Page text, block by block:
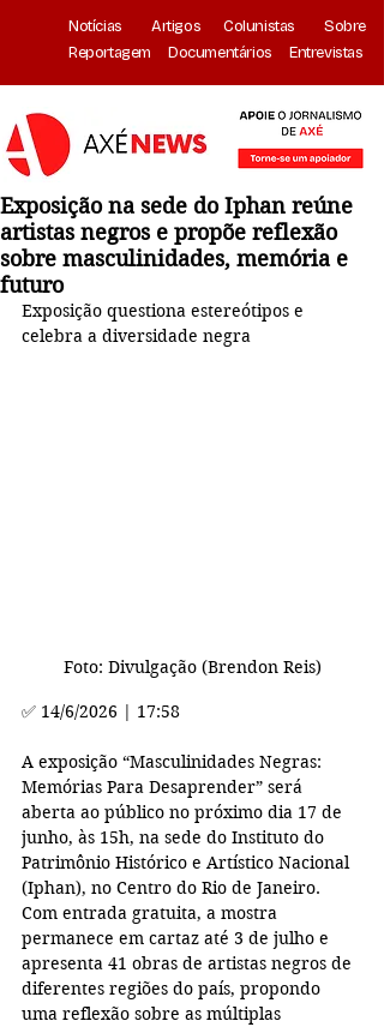
Notícias Artigos Colunistas
Sobre
Reportagem
Documentários Entrevistas
Exposição na sede do Iphan reúne
artistas negros e propõe reflexão
sobre masculinidades, memória e
futuro
Exposição questiona estereótipos e
celebra a diversidade negra
Foto: Divulgação (Brendon Reis)
✅ 14/6/2026 | 17:58
A exposição “Masculinidades Negras:
Memórias Para Desaprender” será
aberta ao público no próximo dia 17 de
junho, às 15h, na sede do Instituto do
Patrimônio Histórico e Artístico Nacional
(Iphan), no Centro do Rio de Janeiro.
Com entrada gratuita, a mostra
permanece em cartaz até 3 de julho e
apresenta 41 obras de artistas negros de
diferentes regiões do país, propondo
uma reflexão sobre as múltiplas